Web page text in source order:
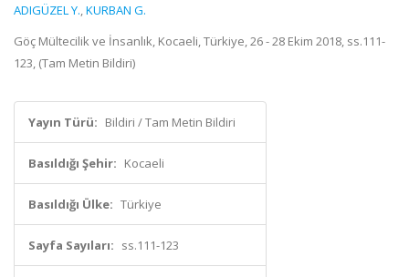
ADIGÜZEL Y.,KURBAN G.
Göç Mültecilik ve İnsanlık, Kocaeli, Türkiye, 26 - 28 Ekim 2018, ss.111-
123, (Tam Metin Bildiri)
Yayın Türü: Bildiri / Tam Metin Bildiri
Basıldığı Şehir: Kocaeli
Basıldığı Ülke: Türkiye
Sayfa Sayıları: ss.111-123